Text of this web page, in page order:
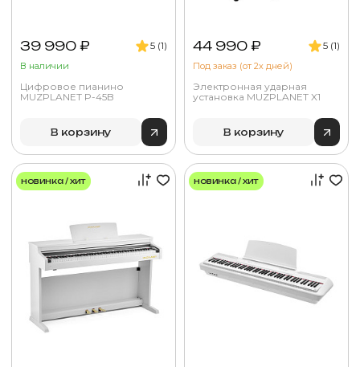
39 990 ₽ 5 (1)
В наличии
Цифровое пианино
MUZPLANET P-45B
В корзину
44 990 ₽ 5 (1)
Под заказ (от 2х дней)
Электронная ударная
установка MUZPLANET X1
В корзину
новинка / хит новинка / хит